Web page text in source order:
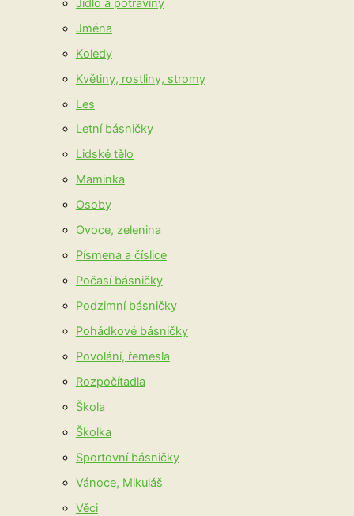
Jídlo a potraviny
Jména
Koledy
Květiny, rostliny, stromy
Les
Letní básničky
Lidské tělo
Maminka
Osoby
Ovoce, zelenina
Písmena a číslice
Počasí básničky
Podzimní básničky
Pohádkové básničky
Povolání, řemesla
Rozpočítadla
Škola
Školka
Sportovní básničky
Vánoce, Mikuláš
Věci